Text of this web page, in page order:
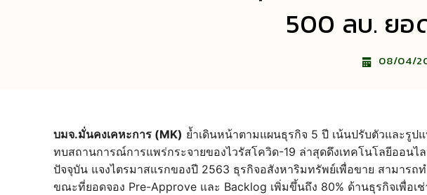
500 ลบ. ยอ
08/04/
บมจ.มั่นคงเคหะการ (MK) ย้ำเดินหน้าตามแผนธุรกิจ 5 ปี เน้นปรับตัวและรูป
ทบสถานการณ์การแพร่กระจายของไวรัสโควิด-19 ล่าสุดดึงเทคโนโลยีออนไ
ปัจจุบัน แจงไตรมาสแรกของปี 2563 ธุรกิจอสังหาริมทรัพย์เพื่อขาย สามารถ
ขณะที่ยอดจอง Pre-Approve และ Backlog เพิ่มขึ้นถึง 80% ด้านธุรกิจเพื่อเช่